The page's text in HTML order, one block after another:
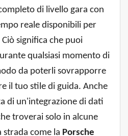
di livello gara con
reale disponibili per
Ciò significa che puoi
qualsiasi momento di
da poterli sovrapporre
il tuo stile di guida. Anche
di un'integrazione di dati
troverai solo in alcune
come la Porsche